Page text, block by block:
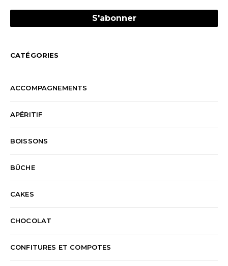
CATÉGORIES
ACCOMPAGNEMENTS
APÉRITIF
BOISSONS
BÛCHE
CAKES
CHOCOLAT
CONFITURES ET COMPOTES